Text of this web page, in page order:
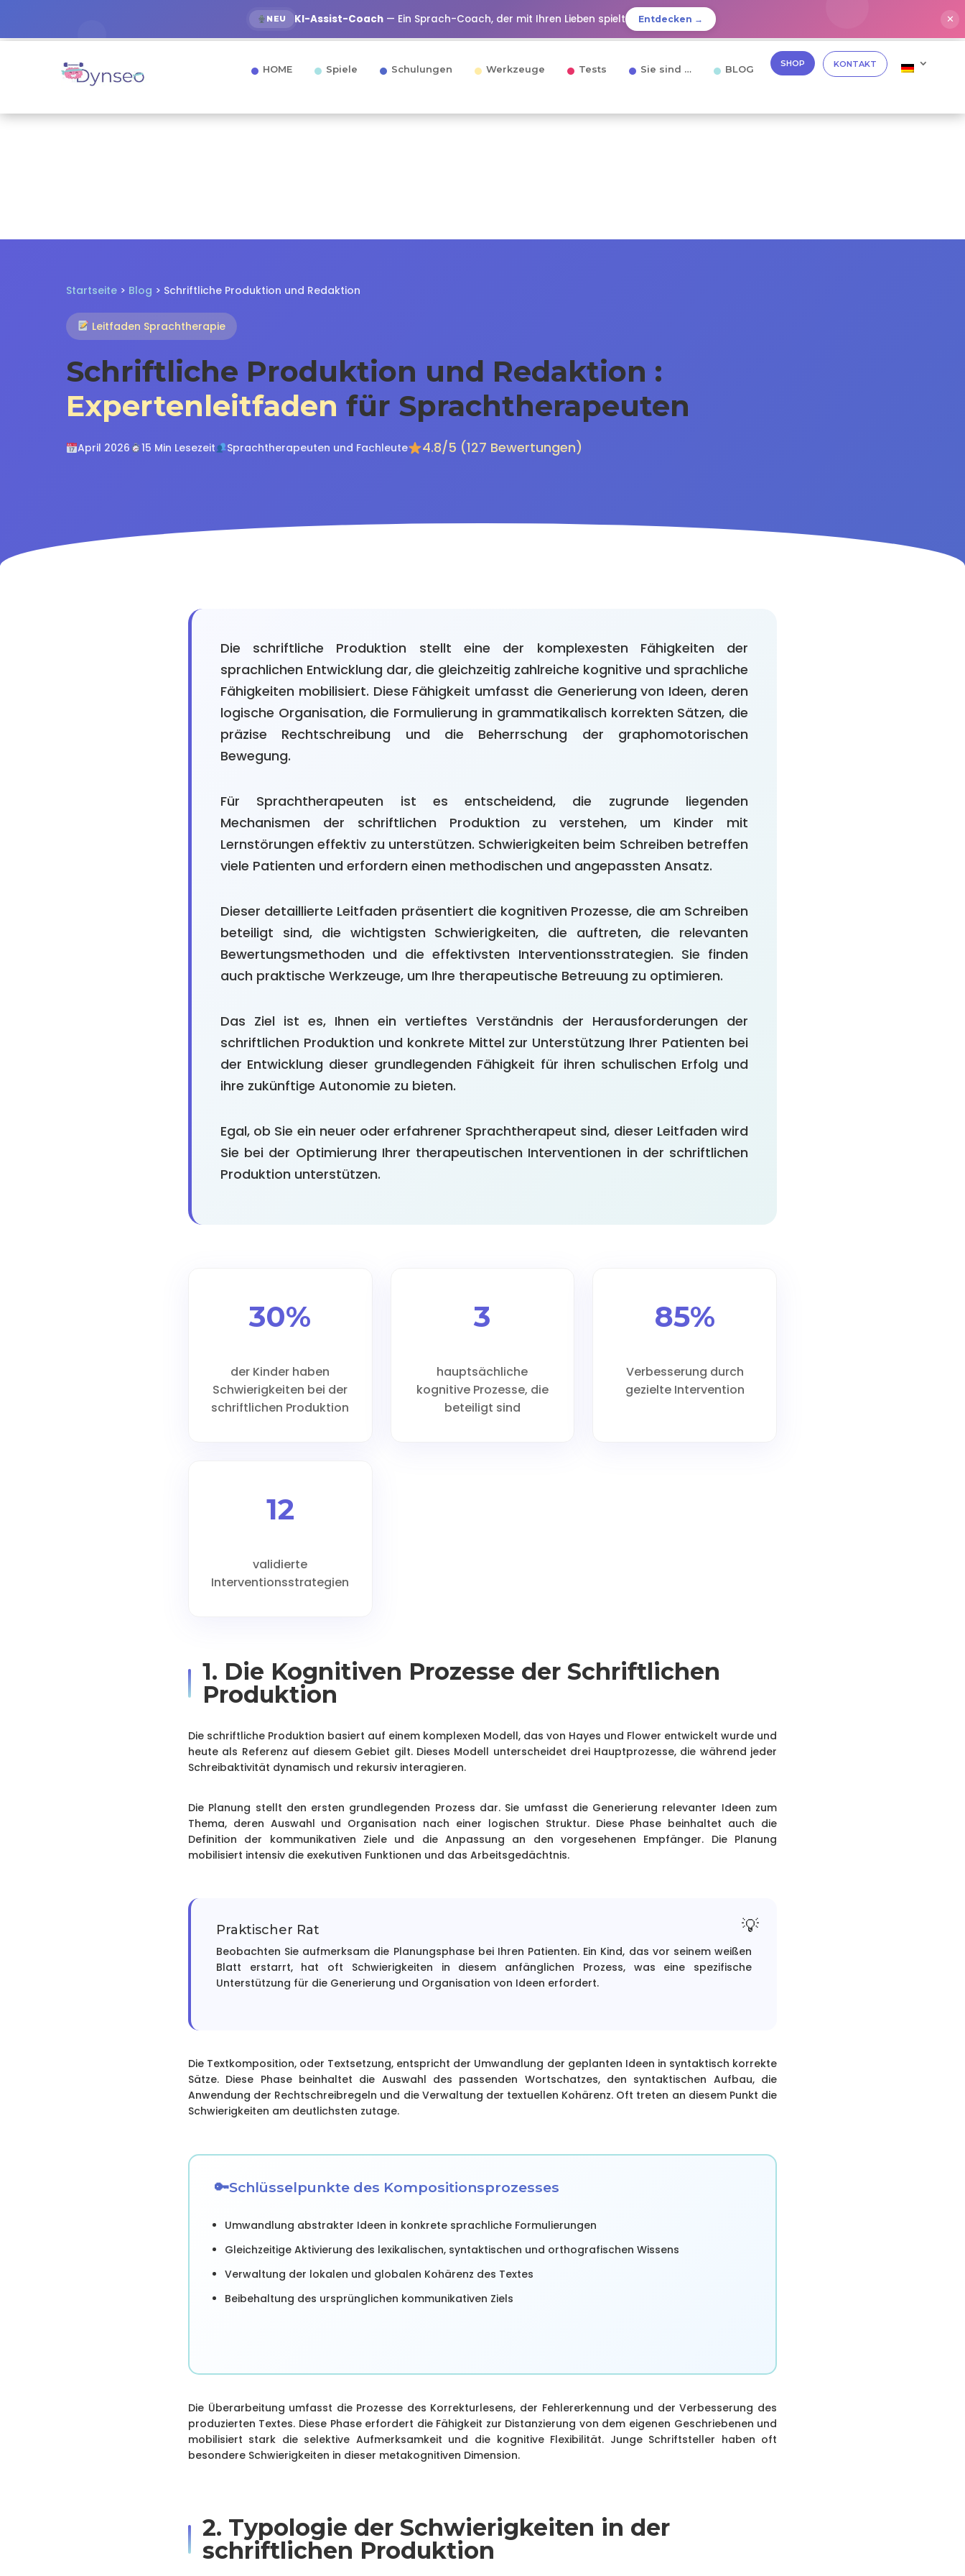
NEU KI-Assist-Coach — Ein Sprach-Coach, der mit Ihren Lieben spielt Entdecken → ✕
HOME Spiele Schulungen Werkzeuge Tests Sie sind … BLOG SHOP KONTAKT
Startseite > Blog > Schriftliche Produktion und Redaktion
Leitfaden Sprachtherapie
Schriftliche Produktion und Redaktion :
Expertenleitfaden für Sprachtherapeuten
April 2026 15 Min Lesezeit Sprachtherapeuten und Fachleute 4.8/5 (127 Bewertungen)
Die schriftliche Produktion stellt eine der komplexesten Fähigkeiten der
sprachlichen Entwicklung dar, die gleichzeitig zahlreiche kognitive und sprachliche
Fähigkeiten mobilisiert. Diese Fähigkeit umfasst die Generierung von Ideen, deren
logische Organisation, die Formulierung in grammatikalisch korrekten Sätzen, die
präzise Rechtschreibung und die Beherrschung der graphomotorischen
Bewegung.
Für Sprachtherapeuten ist es entscheidend, die zugrunde liegenden
Mechanismen der schriftlichen Produktion zu verstehen, um Kinder mit
Lernstörungen effektiv zu unterstützen. Schwierigkeiten beim Schreiben betreffen
viele Patienten und erfordern einen methodischen und angepassten Ansatz.
Dieser detaillierte Leitfaden präsentiert die kognitiven Prozesse, die am Schreiben
beteiligt sind, die wichtigsten Schwierigkeiten, die auftreten, die relevanten
Bewertungsmethoden und die effektivsten Interventionsstrategien. Sie finden
auch praktische Werkzeuge, um Ihre therapeutische Betreuung zu optimieren.
Das Ziel ist es, Ihnen ein vertieftes Verständnis der Herausforderungen der
schriftlichen Produktion und konkrete Mittel zur Unterstützung Ihrer Patienten bei
der Entwicklung dieser grundlegenden Fähigkeit für ihren schulischen Erfolg und
ihre zukünftige Autonomie zu bieten.
Egal, ob Sie ein neuer oder erfahrener Sprachtherapeut sind, dieser Leitfaden wird
Sie bei der Optimierung Ihrer therapeutischen Interventionen in der schriftlichen
Produktion unterstützen.
30%
der Kinder haben
Schwierigkeiten bei der
schriftlichen Produktion
3
hauptsächliche
kognitive Prozesse, die
beteiligt sind
85%
Verbesserung durch
gezielte Intervention
12
validierte
Interventionsstrategien
1. Die Kognitiven Prozesse der Schriftlichen
Produktion
Die schriftliche Produktion basiert auf einem komplexen Modell, das von Hayes und Flower entwickelt wurde und
heute als Referenz auf diesem Gebiet gilt. Dieses Modell unterscheidet drei Hauptprozesse, die während jeder
Schreibaktivität dynamisch und rekursiv interagieren.
Die Planung stellt den ersten grundlegenden Prozess dar. Sie umfasst die Generierung relevanter Ideen zum
Thema, deren Auswahl und Organisation nach einer logischen Struktur. Diese Phase beinhaltet auch die
Definition der kommunikativen Ziele und die Anpassung an den vorgesehenen Empfänger. Die Planung
mobilisiert intensiv die exekutiven Funktionen und das Arbeitsgedächtnis.
Praktischer Rat
Beobachten Sie aufmerksam die Planungsphase bei Ihren Patienten. Ein Kind, das vor seinem weißen
Blatt erstarrt, hat oft Schwierigkeiten in diesem anfänglichen Prozess, was eine spezifische
Unterstützung für die Generierung und Organisation von Ideen erfordert.
Die Textkomposition, oder Textsetzung, entspricht der Umwandlung der geplanten Ideen in syntaktisch korrekte
Sätze. Diese Phase beinhaltet die Auswahl des passenden Wortschatzes, den syntaktischen Aufbau, die
Anwendung der Rechtschreibregeln und die Verwaltung der textuellen Kohärenz. Oft treten an diesem Punkt die
Schwierigkeiten am deutlichsten zutage.
Schlüsselpunkte des Kompositionsprozesses
Umwandlung abstrakter Ideen in konkrete sprachliche Formulierungen
Gleichzeitige Aktivierung des lexikalischen, syntaktischen und orthografischen Wissens
Verwaltung der lokalen und globalen Kohärenz des Textes
Beibehaltung des ursprünglichen kommunikativen Ziels
Die Überarbeitung umfasst die Prozesse des Korrekturlesens, der Fehlererkennung und der Verbesserung des
produzierten Textes. Diese Phase erfordert die Fähigkeit zur Distanzierung von dem eigenen Geschriebenen und
mobilisiert stark die selektive Aufmerksamkeit und die kognitive Flexibilität. Junge Schriftsteller haben oft
besondere Schwierigkeiten in dieser metakognitiven Dimension.
2. Typologie der Schwierigkeiten in der
schriftlichen Produktion